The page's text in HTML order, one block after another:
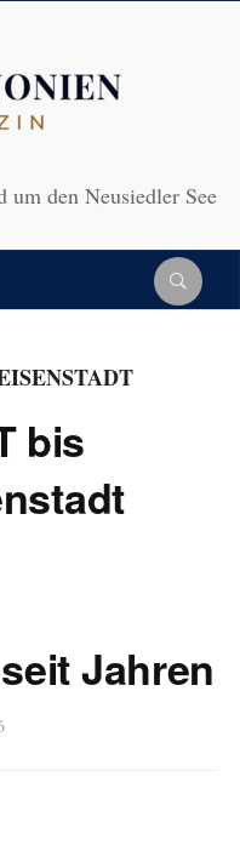
den Neusiedler See
bis
Jahren